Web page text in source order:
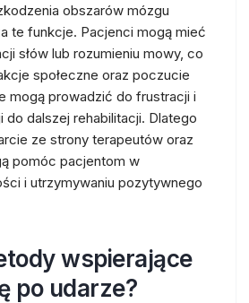
obszarów mózgu
te funkcje. Pacjenci mogą mieć
słów lub rozumieniu mowy, co
społeczne oraz poczucie
mogą prowadzić do frustracji i
do dalszej rehabilitacji. Dlatego
ze strony terapeutów oraz
pomóc pacjentom w
i utrzymywaniu pozytywnego
wspierające
po udarze?